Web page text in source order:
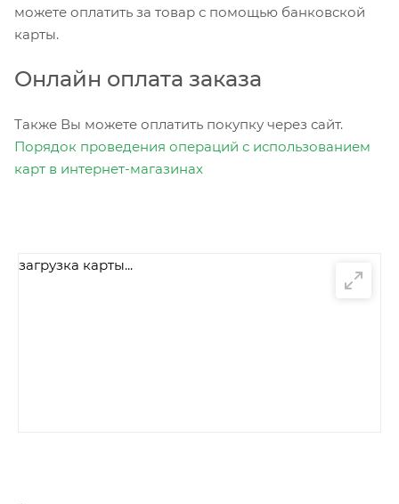
можете оплатить за товар с помощью банковской
карты.
Онлайн оплата заказа
Также Вы можете оплатить покупку через сайт.
Порядок проведения операций с использованием
карт в интернет-магазинах
загрузка карты...